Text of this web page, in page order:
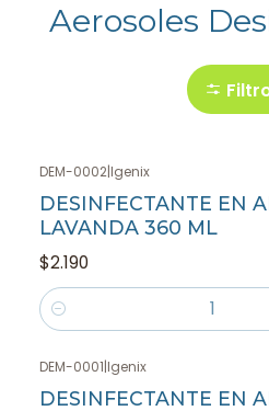
Aerosoles
DEM-0002|Igenix
DESINFECTANTE EN
LAVANDA 360 ML
$2.190
Cantidad
DEM-0001|Igenix
DESINFECTANTE EN